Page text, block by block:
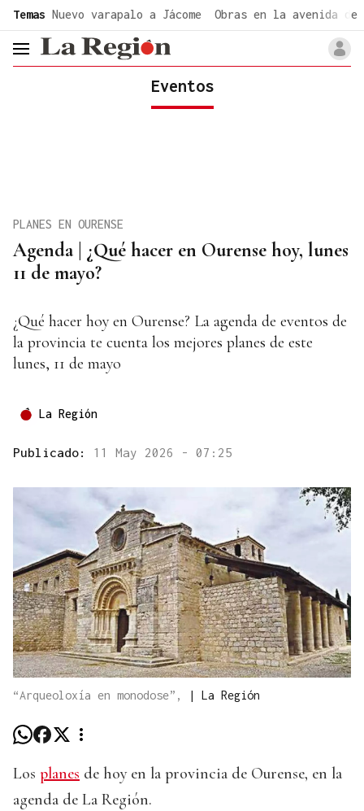
Temas Nuevo varapalo a Jácome Obras en la avenida de
header.menu.open
Eventos
Agenda | ¿Qué hacer en Ourense hoy, lunes
11 de mayo?
PLANES EN OURENSE
¿Qué hacer hoy en Ourense? La agenda de eventos de
la provincia te cuenta los mejores planes de este
lunes, 11 de mayo
La Región
Publicado: 11 May 2026 - 07:25
“Arqueoloxía en monodose”, | La Región
Los planes de hoy en la provincia de Ourense, en la
agenda de La Región.